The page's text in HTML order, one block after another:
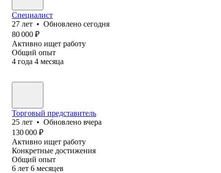
Специалист
27 лет • Обновлено сегодня
80 000 ₽
Активно ищет работу
Общий опыт
4 года 4 месяца
Торговый представитель
25 лет • Обновлено вчера
130 000 ₽
Активно ищет работу
Конкретные достижения
Общий опыт
6 лет 6 месяцев